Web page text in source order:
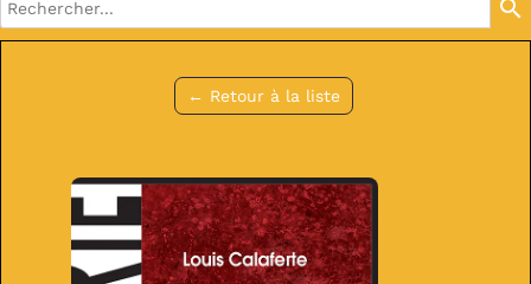
search
← Retour à la liste